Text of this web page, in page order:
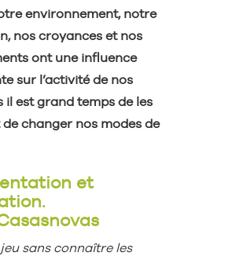
environnement, notre
nos croyances et nos
ont une influence
sur l’activité de nos
il est grand temps de les
changer nos modes de
et
sans connaître les